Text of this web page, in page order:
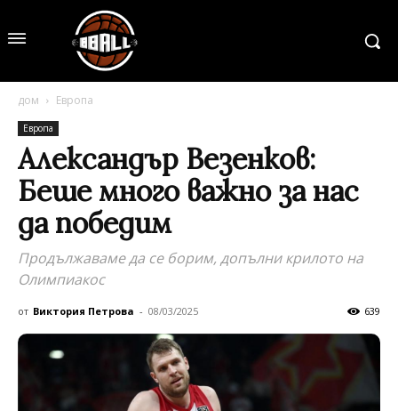
дом Европа
Европа
Александър Везенков:
Беше много важно за нас
да победим
Продължаваме да се борим, допълни крилото на
Олимпиакос
от Виктория Петрова - 08/03/2025 639